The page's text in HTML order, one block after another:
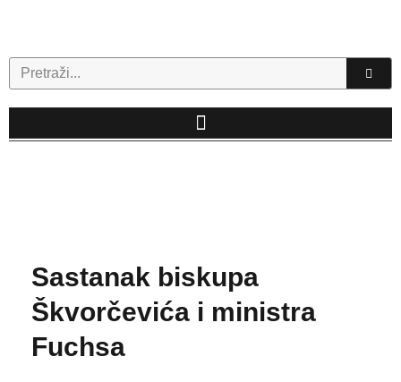
Search
Sastanak biskupa
Škvorčevića i ministra
Fuchsa